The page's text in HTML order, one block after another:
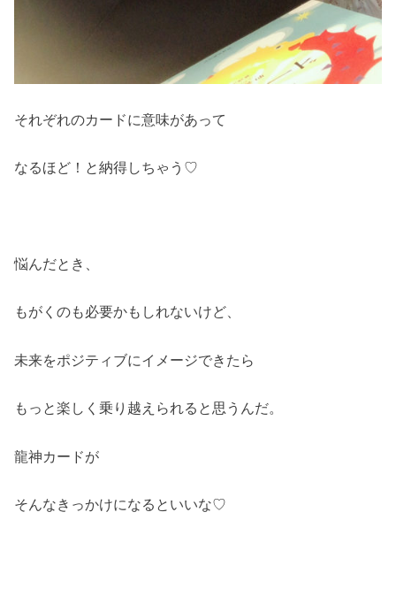
それぞれのカードに意味があって
なるほど！と納得しちゃう♡
悩んだとき、
もがくのも必要かもしれないけど、
未来をポジティブにイメージできたら
もっと楽しく乗り越えられると思うんだ。
龍神カードが
そんなきっかけになるといいな♡